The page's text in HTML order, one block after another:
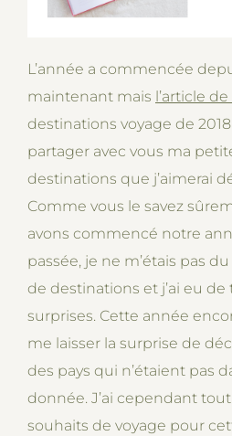
L’année a commencée
maintenant mais l’article
destinations voyage de
partager avec vous ma
destinations que j’aimerai
Comme vous le savez
avons commencé notre
passée, je ne m’étais pas
de destinations et j’ai eu de
surprises. Cette année
me laisser la surprise de
des pays qui n’étaient pas
donnée. J’ai cependant
souhaits de voyage pour